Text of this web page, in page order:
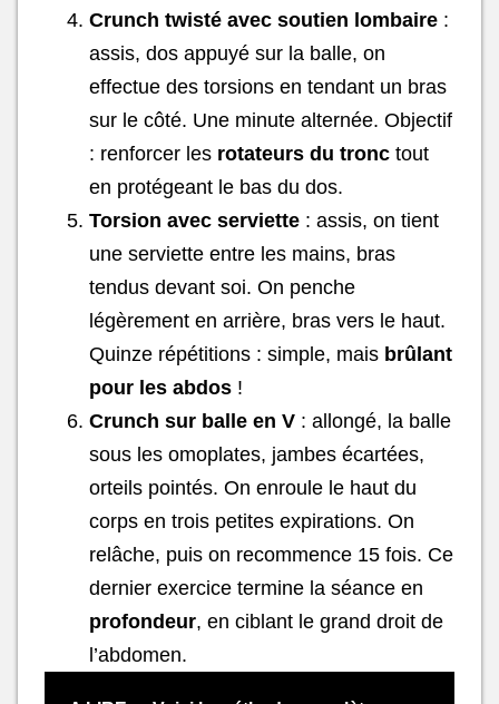
Crunch twisté avec soutien lombaire :
assis, dos appuyé sur la balle, on
effectue des torsions en tendant un bras
sur le côté. Une minute alternée. Objectif
: renforcer les rotateurs du tronc tout
en protégeant le bas du dos.
Torsion avec serviette : assis, on tient
une serviette entre les mains, bras
tendus devant soi. On penche
légèrement en arrière, bras vers le haut.
Quinze répétitions : simple, mais brûlant
pour les abdos !
Crunch sur balle en V : allongé, la balle
sous les omoplates, jambes écartées,
orteils pointés. On enroule le haut du
corps en trois petites expirations. On
relâche, puis on recommence 15 fois. Ce
dernier exercice termine la séance en
profondeur, en ciblant le grand droit de
l’abdomen.